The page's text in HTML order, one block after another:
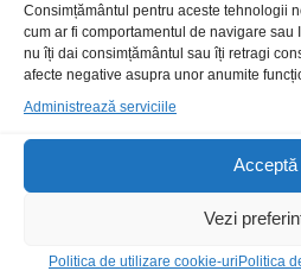
Consimțământul pentru aceste tehnologii
cum ar fi comportamentul de navigare sau
nu îți dai consimțământul sau îți retragi
afecte negative asupra unor anumite
Administrează serviciile
Acceptă
Vezi
Politica de utilizare cookie-uriPolitica
25,00